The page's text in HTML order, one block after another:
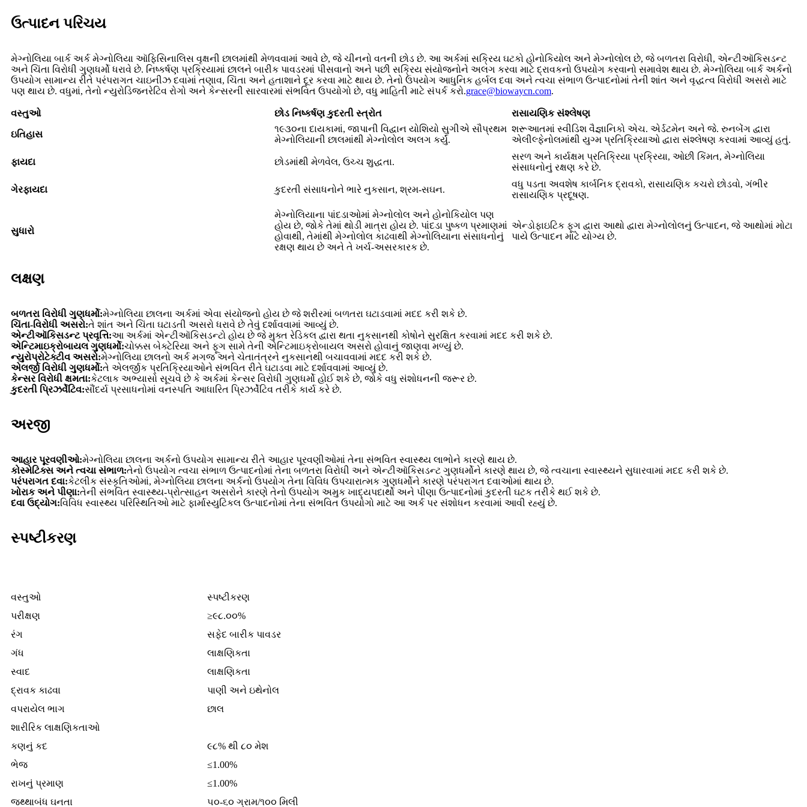
ઉત્પાદન પરિચય
મેગ્નોલિયા બાર્ક અર્ક મેગ્નોલિયા ઑફિસિનાલિસ વૃક્ષની છાલમાંથી મેળવવામાં આવે છે, જે ચીનનો વતની છોડ છે. આ અર્કમાં સક્રિય ઘટકો હોનોકિયોલ અને મેગ્નોલોલ છે, જે બળતરા વિરોધી, એન્ટીઑકિસડન્ટ
અને ચિંતા વિરોધી ગુણધર્મો ધરાવે છે. નિષ્કર્ષણ પ્રક્રિયામાં છાલને બારીક પાવડરમાં પીસવાનો અને પછી સક્રિય સંયોજનોને અલગ કરવા માટે દ્રાવકનો ઉપયોગ કરવાનો સમાવેશ થાય છે. મેગ્નોલિયા બાર્ક અર્કનો
ઉપયોગ સામાન્ય રીતે પરંપરાગત ચાઇનીઝ દવામાં તણાવ, ચિંતા અને હતાશાને દૂર કરવા માટે થાય છે. તેનો ઉપયોગ આધુનિક હર્બલ દવા અને ત્વચા સંભાળ ઉત્પાદનોમાં તેની શાંત અને વૃદ્ધત્વ વિરોધી અસરો માટે
પણ થાય છે. વધુમાં, તેનો ન્યુરોડિજનરેટિવ રોગો અને કેન્સરની સારવારમાં સંભવિત ઉપયોગો છે, વધુ માહિતી માટે સંપર્ક કરો.grace@biowaycn.com.
વસ્તુઓ છોડ નિષ્કર્ષણ કુદરતી સ્ત્રોત રાસાયણિક સંશ્લેષણ
ઇતિહાસ
૧૯૩૦ના દાયકામાં, જાપાની વિદ્વાન યોશિયો સુગીએ સૌપ્રથમ
મેગ્નોલિયાની છાલમાંથી મેગ્નોલોલ અલગ કર્યું.
શરૂઆતમાં સ્વીડિશ વૈજ્ઞાનિકો એચ. એર્ડટમેન અને જે. રુનબેંગ દ્વારા
એલીલ્ફેનોલમાંથી યુગ્મ પ્રતિક્રિયાઓ દ્વારા સંશ્લેષણ કરવામાં આવ્યું હતું.
ફાયદા છોડમાંથી મેળવેલ, ઉચ્ચ શુદ્ધતા.
સરળ અને કાર્યક્ષમ પ્રતિક્રિયા પ્રક્રિયા, ઓછી કિંમત, મેગ્નોલિયા
સંસાધનોનું રક્ષણ કરે છે.
ગેરફાયદા કુદરતી સંસાધનોને ભારે નુકસાન, શ્રમ-સઘન.
વધુ પડતા અવશેષ કાર્બનિક દ્રાવકો, રાસાયણિક કચરો છોડવો, ગંભીર
રાસાયણિક પ્રદૂષણ.
સુધારો
મેગ્નોલિયાના પાંદડાઓમાં મેગ્નોલોલ અને હોનોકિયોલ પણ
હોય છે, જોકે તેમાં થોડી માત્રા હોય છે. પાંદડા પુષ્કળ પ્રમાણમાં
હોવાથી, તેમાંથી મેગ્નોલોલ કાઢવાથી મેગ્નોલિયાના સંસાધનોનું
રક્ષણ થાય છે અને તે ખર્ચ-અસરકારક છે.
એન્ડોફાઇટિક ફૂગ દ્વારા આથો દ્વારા મેગ્નોલોલનું ઉત્પાદન, જે આથોમાં મોટા
પાયે ઉત્પાદન માટે યોગ્ય છે.
લક્ષણ
બળતરા વિરોધી ગુણધર્મો:મેગ્નોલિયા છાલના અર્કમાં એવા સંયોજનો હોય છે જે શરીરમાં બળતરા ઘટાડવામાં મદદ કરી શકે છે.
ચિંતા-વિરોધી અસરો:તે શાંત અને ચિંતા ઘટાડતી અસરો ધરાવે છે તેવું દર્શાવવામાં આવ્યું છે.
એન્ટીઑકિસડન્ટ પ્રવૃત્તિ:આ અર્કમાં એન્ટીઑકિસડન્ટો હોય છે જે મુક્ત રેડિકલ દ્વારા થતા નુકસાનથી કોષોને સુરક્ષિત કરવામાં મદદ કરી શકે છે.
એન્ટિમાઇક્રોબાયલ ગુણધર્મો:ચોક્કસ બેક્ટેરિયા અને ફૂગ સામે તેની એન્ટિમાઇક્રોબાયલ અસરો હોવાનું જાણવા મળ્યું છે.
ન્યુરોપ્રોટેક્ટીવ અસરો:મેગ્નોલિયા છાલનો અર્ક મગજ અને ચેતાતંત્રને નુકસાનથી બચાવવામાં મદદ કરી શકે છે.
એલર્જી વિરોધી ગુણધર્મો:તે એલર્જીક પ્રતિક્રિયાઓને સંભવિત રીતે ઘટાડવા માટે દર્શાવવામાં આવ્યું છે.
કેન્સર વિરોધી ક્ષમતા:કેટલાક અભ્યાસો સૂચવે છે કે અર્કમાં કેન્સર વિરોધી ગુણધર્મો હોઈ શકે છે, જોકે વધુ સંશોધનની જરૂર છે.
કુદરતી પ્રિઝર્વેટિવ:સૌંદર્ય પ્રસાધનોમાં વનસ્પતિ આધારિત પ્રિઝર્વેટિવ તરીકે કાર્ય કરે છે.
અરજી
આહાર પૂરવણીઓ:મેગ્નોલિયા છાલના અર્કનો ઉપયોગ સામાન્ય રીતે આહાર પૂરવણીઓમાં તેના સંભવિત સ્વાસ્થ્ય લાભોને કારણે થાય છે.
કોસ્મેટિક્સ અને ત્વચા સંભાળ:તેનો ઉપયોગ ત્વચા સંભાળ ઉત્પાદનોમાં તેના બળતરા વિરોધી અને એન્ટીઑકિસડન્ટ ગુણધર્મોને કારણે થાય છે, જે ત્વચાના સ્વાસ્થ્યને સુધારવામાં મદદ કરી શકે છે.
પરંપરાગત દવા:કેટલીક સંસ્કૃતિઓમાં, મેગ્નોલિયા છાલના અર્કનો ઉપયોગ તેના વિવિધ ઉપચારાત્મક ગુણધર્મોને કારણે પરંપરાગત દવાઓમાં થાય છે.
ખોરાક અને પીણા:તેની સંભવિત સ્વાસ્થ્ય-પ્રોત્સાહન અસરોને કારણે તેનો ઉપયોગ અમુક ખાદ્યપદાર્થો અને પીણા ઉત્પાદનોમાં કુદરતી ઘટક તરીકે થઈ શકે છે.
દવા ઉદ્યોગ:વિવિધ સ્વાસ્થ્ય પરિસ્થિતિઓ માટે ફાર્માસ્યુટિકલ ઉત્પાદનોમાં તેના સંભવિત ઉપયોગો માટે આ અર્ક પર સંશોધન કરવામાં આવી રહ્યું છે.
સ્પષ્ટીકરણ
વસ્તુઓ
સ્પષ્ટીકરણ
પરીક્ષણ
≥૯૮.૦૦%
રંગ
સફેદ બારીક પાવડર
ગંધ
લાક્ષણિકતા
સ્વાદ
લાક્ષણિકતા
દ્રાવક કાઢવા
પાણી અને ઇથેનોલ
વપરાયેલ ભાગ
છાલ
શારીરિક લાક્ષણિકતાઓ
કણનું કદ
૯૮% થી ૮૦ મેશ
ભેજ
≤1.00%
રાખનું પ્રમાણ
≤1.00%
જથ્થાબંધ ઘનતા
૫૦-૬૦ ગ્રામ/૧૦૦ મિલી